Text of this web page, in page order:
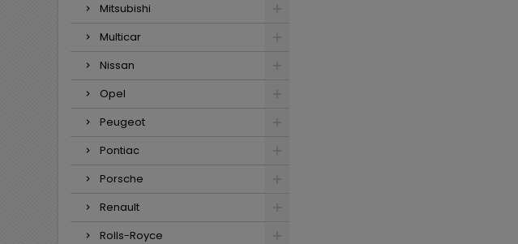
Mitsubishi
Multicar
Nissan
Opel
Peugeot
Pontiac
Porsche
Renault
Rolls-Royce